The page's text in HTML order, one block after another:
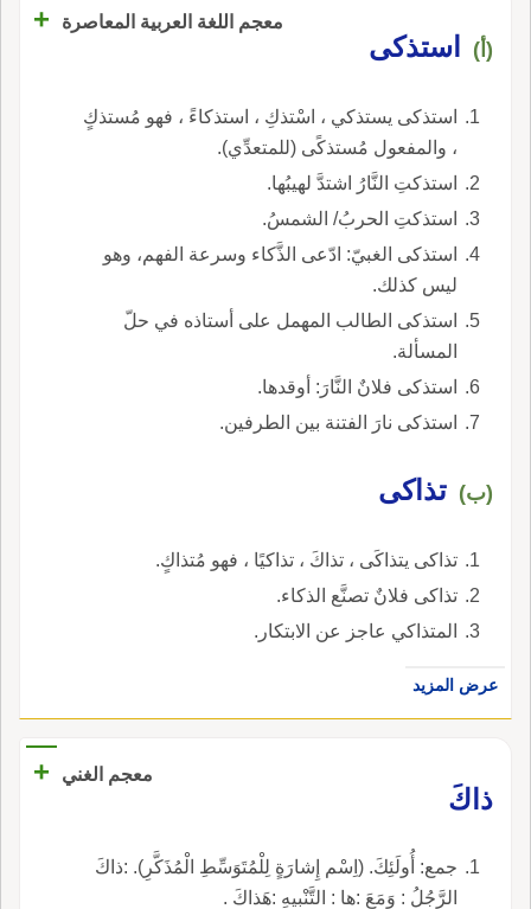
معجم اللغة العربية المعاصرة +
(أ) استذكى
استذكى يستذكي ، اسْتذكِ ، استذكاءً ، فهو مُستذكٍ
، والمفعول مُستذكًى (للمتعدِّي).
استذكتِ النَّارُ اشتدَّ لهيبُها.
استذكتِ الحربُ/ الشمسُ.
استذكى الغبيّ: ادّعى الذَّكاء وسرعة الفهم، وهو
ليس كذلك.
استذكى الطالب المهمل على أستاذه في حلّ
المسألة.
استذكى فلانٌ النَّارَ: أوقدها.
استذكى نارَ الفتنة بين الطرفين.
(ب) تذاكى
تذاكى يتذاكَى ، تذاكَ ، تذاكيًا ، فهو مُتذاكٍ.
تذاكى فلانٌ تصنَّع الذكاء.
المتذاكي عاجز عن الابتكار.
عرض المزيد
معجم الغني
+
ذاكَ
جمع: أُولَئِكَ. (اِسْم إِشارَةٍ لِلْمُتَوَسِّطِ الْمُذَكَّرِ). :ذاكَ
الرَّجُلُ : وَمَعَ :ها : التَّنْبيهِ :هَذاكَ .